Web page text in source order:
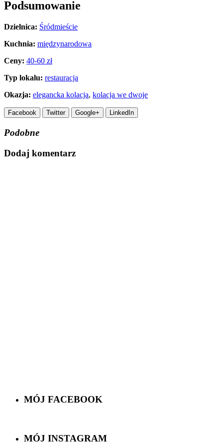
Podsumowanie
Dzielnica: Śródmieście
Kuchnia: międzynarodowa
Ceny: 40-60 zł
Typ lokalu: restauracja
Okazja: elegancka kolacja, kolacja we dwoje
Facebook Twitter Google+ LinkedIn
Podobne
Dodaj komentarz
MÓJ FACEBOOK
MÓJ INSTAGRAM